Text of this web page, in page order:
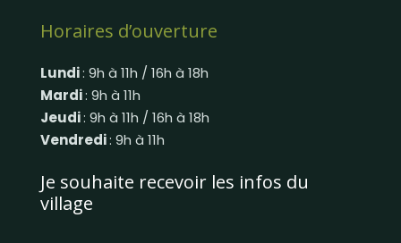
Horaires d’ouverture
Lundi: 9h à 11h / 16h à 18h
Mardi: 9h à 11h
Jeudi: 9h à 11h / 16h à 18h
Vendredi: 9h à 11h
Je souhaite recevoir les infos du
village